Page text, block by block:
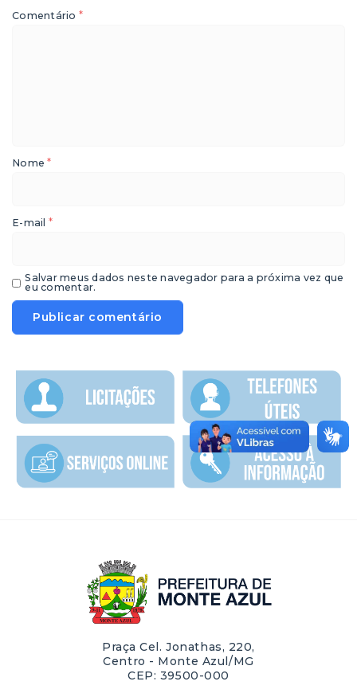
Comentário *
Nome*
E-mail *
Salvar meus dados neste navegador para a próxima vez que
eu comentar.
Praça Cel. Jonathas, 220,
Centro - Monte Azul/MG
CEP: 39500-000